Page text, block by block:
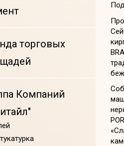
торговых
Компаний